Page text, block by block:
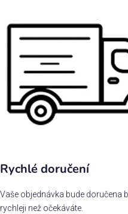
Rychlé doručení
Vaše objednávka bude doručena
rychleji než očekáváte.